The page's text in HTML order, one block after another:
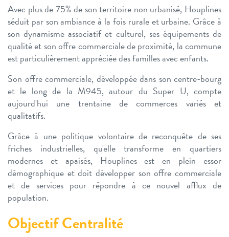
Avec plus de 75% de son territoire non urbanisé, Houplines
séduit par son ambiance à la fois rurale et urbaine. Grâce à
son dynamisme associatif et culturel, ses équipements de
qualité et son offre commerciale de proximité, la commune
est particulièrement appréciée des familles avec enfants.
Son offre commerciale, développée dans son centre-bourg
et le long de la M945, autour du Super U, compte
aujourd'hui une trentaine de commerces variés et
qualitatifs.
Grâce à une politique volontaire de reconquête de ses
friches industrielles, qu'elle transforme en quartiers
modernes et apaisés, Houplines est en plein essor
démographique et doit développer son offre commerciale
et de services pour répondre à ce nouvel afflux de
population.
Objectif Centralité